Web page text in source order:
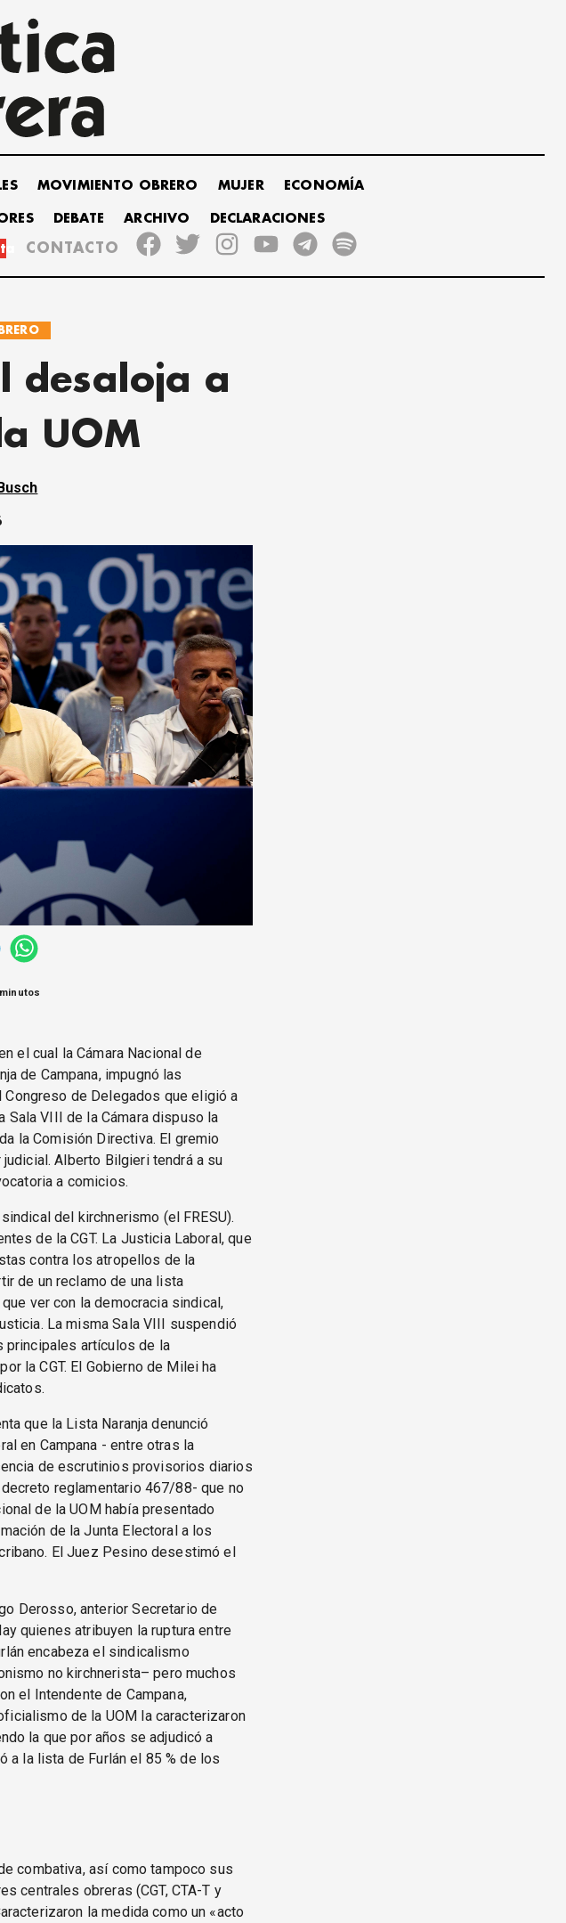
MOVIMIENTO OBRERO MUJER ECONOMÍA
DEBATE ARCHIVO DECLARACIONES
CONTACTO
desaloja a
UOM
el cual la Cámara Nacional de
de Campana, impugnó las
de Delegados que eligió a
Sala VIII de la Cámara dispuso la
la Comisión Directiva. El gremio
Alberto Bilgieri tendrá a su
a comicios.
del kirchnerismo (el FRESU).
de la CGT. La Justicia Laboral, que
contra los atropellos de la
de un reclamo de una lista
ver con la democracia sindical,
La misma Sala VIII suspendió
principales artículos de la
la CGT. El Gobierno de Milei ha
que la Lista Naranja denunció
en Campana - entre otras la
de escrutinios provisorios diarios
reglamentario 467/88- que no
de la UOM había presentado
de la Junta Electoral a los
El Juez Pesino desestimó el
Derosso, anterior Secretario de
quienes atribuyen la ruptura entre
encabeza el sindicalismo
no kirchnerista– pero muchos
el Intendente de Campana,
de la UOM la caracterizaron
la que por años se adjudicó a
a la lista de Furlán el 85 % de los
combativa, así como tampoco sus
centrales obreras (CGT, CTA-T y
la medida como un «acto